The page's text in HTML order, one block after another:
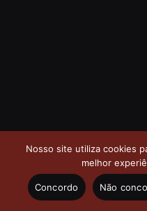
Nosso site utiliza cookies
melhor
Concordo Não